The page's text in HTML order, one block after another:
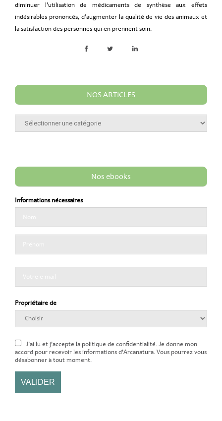
diminuer l’utilisation de médicaments de synthèse aux effets
indésirables prononcés, d’augmenter la qualité de vie des animaux et
la satisfaction des personnes qui en prennent soin.
NOS ARTICLES
Nos ebooks
Informations nécessaires
Propriétaire de
J'ai lu et j'accepte la politique de confidentialité. Je donne mon
accord pour recevoir les informations d'Arcanatura. Vous pourrez vous
désabonner à tout moment.